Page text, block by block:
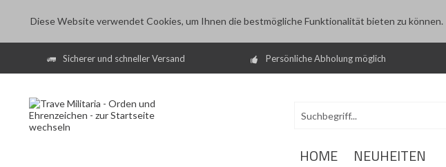
Diese Website verwendet Cookies, um Ihnen die bestmögliche Funktionalität bieten zu können.
Sicherer und schneller Versand Persönliche Abholung möglich
HOME NEUHEITEN